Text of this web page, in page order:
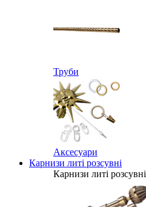
Труби
Аксесуари
Карнизи литі розсувні
Карнизи литі розсувні